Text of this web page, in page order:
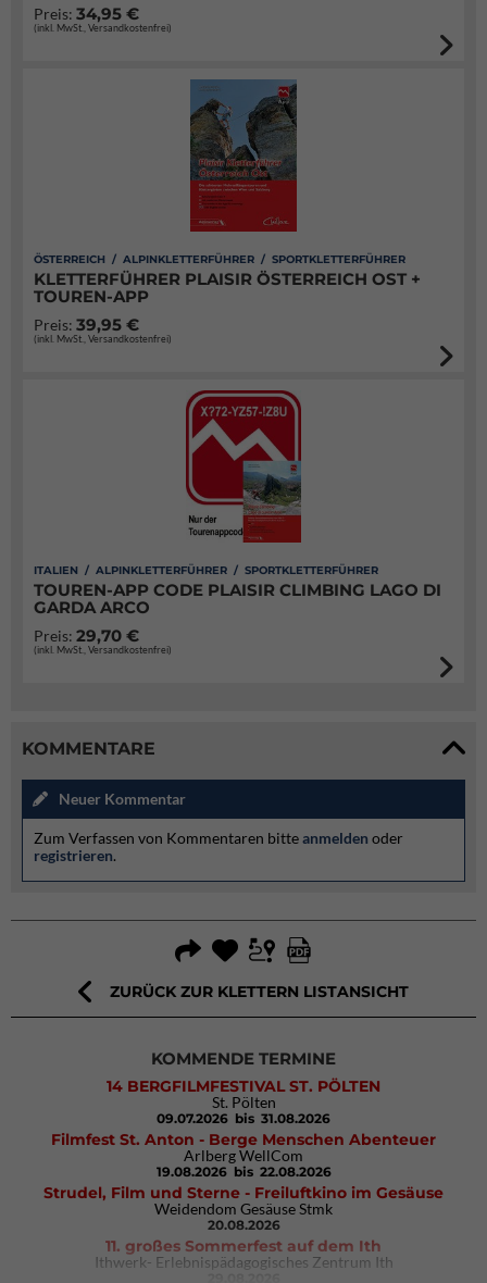
Preis: 34,95 €
(inkl. MwSt., Versandkostenfrei)
ÖSTERREICH / ALPINKLETTERFÜHRER / SPORTKLETTERFÜHRER
KLETTERFÜHRER PLAISIR ÖSTERREICH OST +
TOUREN-APP
Preis: 39,95 €
(inkl. MwSt., Versandkostenfrei)
ITALIEN / ALPINKLETTERFÜHRER / SPORTKLETTERFÜHRER
TOUREN-APP CODE PLAISIR CLIMBING LAGO DI
GARDA ARCO
Preis: 29,70 €
(inkl. MwSt., Versandkostenfrei)
KOMMENTARE
Neuer Kommentar
Zum Verfassen von Kommentaren bitteanmelden oder
registrieren.
ZURÜCK ZUR KLETTERN LISTANSICHT
KOMMENDE TERMINE
14 BERGFILMFESTIVAL ST. PÖLTEN
St. Pölten
09.07.2026 bis 31.08.2026
Filmfest St. Anton - Berge Menschen Abenteuer
Arlberg WellCom
19.08.2026 bis 22.08.2026
Strudel, Film und Sterne - Freiluftkino im Gesäuse
Weidendom Gesäuse Stmk
20.08.2026
11. großes Sommerfest auf dem Ith
Ithwerk- Erlebnispädagogisches Zentrum Ith